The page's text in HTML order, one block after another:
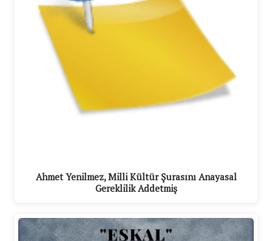
Ahmet Yenilmez, Milli Kültür Şurasını Anayasal
Gereklilik Addetmiş